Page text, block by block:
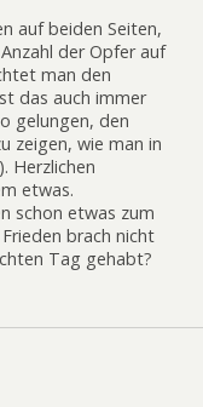
auf beiden Seiten,
der Opfer auf
man den
das auch immer
gelungen, den
zeigen, wie man in
Herzlichen
etwas.
schon etwas zum
brach nicht
Tag gehabt?